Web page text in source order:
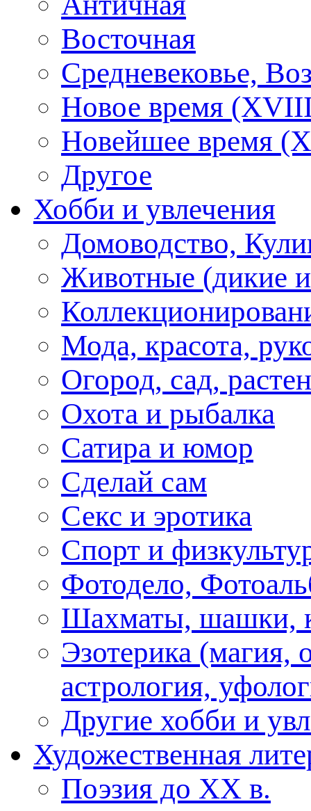
Восточная
Средневековье,
Новое время
Новейшее время
Другое
Хобби и увлечения
Домоводство,
Животные (дикие
Мода, красота,
Огород, сад,
Охота и рыбалка
Сатира и юмор
Сделай сам
Секс и эротика
Спорт и
Фотодело,
Шахматы, шашки,
Эзотерика (магия,
астрология,
Другие хобби и
Художественная
Поэзия до XX в.